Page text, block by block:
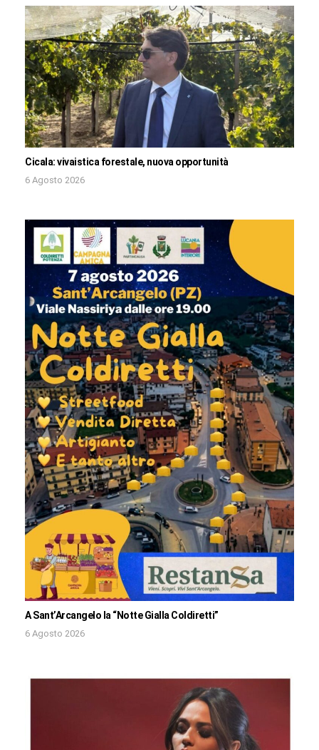
Cicala: vivaistica forestale, nuova opportunità
6 Agosto 2026
A Sant’Arcangelo la “Notte Gialla Coldiretti”
6 Agosto 2026